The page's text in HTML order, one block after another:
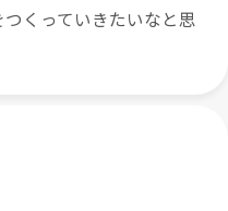
くっていきたいなと思